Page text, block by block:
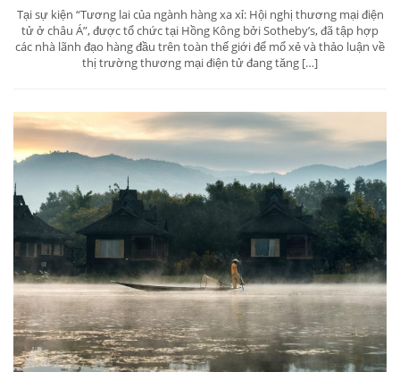
Tại sự kiện “Tương lai của ngành hàng xa xỉ: Hội nghị thương mại điện
tử ở châu Á”, được tổ chức tại Hồng Kông bởi Sotheby’s, đã tập hợp
các nhà lãnh đạo hàng đầu trên toàn thế giới để mổ xẻ và thảo luận về
thị trường thương mại điện tử đang tăng […]